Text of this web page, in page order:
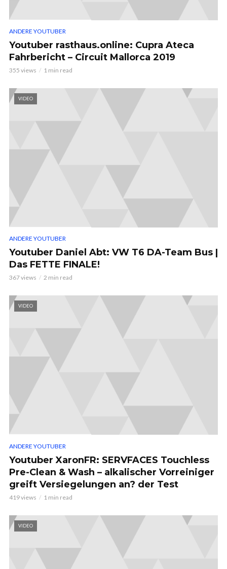
ANDERE YOUTUBER
Youtuber rasthaus.online: Cupra Ateca
Fahrbericht – Circuit Mallorca 2019
355 views 1 min read
VIDEO
ANDERE YOUTUBER
Youtuber Daniel Abt: VW T6 DA-Team Bus |
Das FETTE FINALE!
367 views 2 min read
VIDEO
ANDERE YOUTUBER
Youtuber XaronFR: SERVFACES Touchless
Pre-Clean & Wash – alkalischer Vorreiniger
greift Versiegelungen an? der Test
419 views 1 min read
VIDEO